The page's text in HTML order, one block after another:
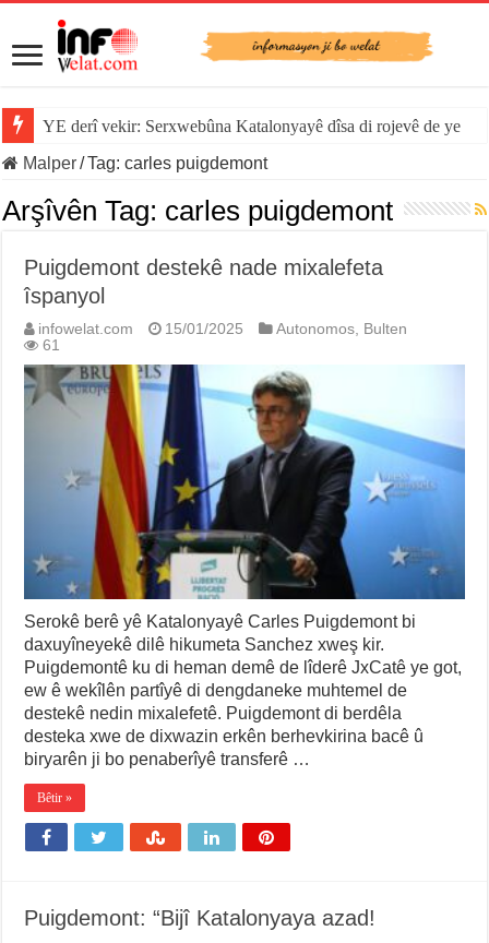
YE derî vekir: Serxwebûna Katalonyayê dîsa di rojevê de ye
Malper/Tag:carles puigdemont
Arşîvên Tag: carles puigdemont
Puigdemont destekê nade mixalefeta
îspanyol
infowelat.com 15/01/2025 Autonomos, Bulten
61
Serokê berê yê Katalonyayê Carles Puigdemont bi
daxuyîneyekê dilê hikumeta Sanchez xweş kir.
Puigdemontê ku di heman demê de lîderê JxCatê ye got,
ew ê wekîlên partîyê di dengdaneke muhtemel de
destekê nedin mixalefetê. Puigdemont di berdêla
desteka xwe de dixwazin erkên berhevkirina bacê û
biryarên ji bo penaberîyê transferê …
Bêtir »
Puigdemont: “Bijî Katalonyaya azad!